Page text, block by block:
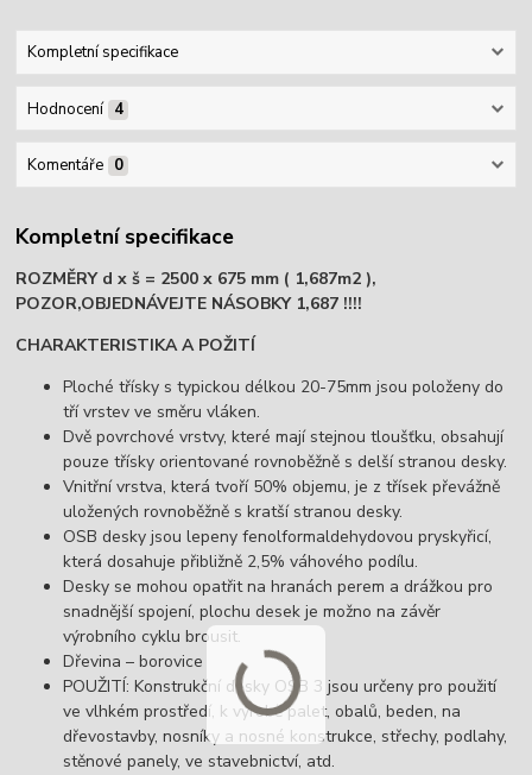
Kompletní specifikace
Hodnocení 4
Komentáře 0
Kompletní specifikace
ROZMĚRY d x š = 2500 x 675 mm ( 1,687m2 ),
POZOR,OBJEDNÁVEJTE NÁSOBKY 1,687 !!!!
CHARAKTERISTIKA A POŽITÍ
Ploché třísky s typickou délkou 20-75mm jsou položeny do
tří vrstev ve směru vláken.
Dvě povrchové vrstvy, které mají stejnou tloušťku, obsahují
pouze třísky orientované rovnoběžně s delší stranou desky.
Vnitřní vrstva, která tvoří 50% objemu, je z třísek převážně
uložených rovnoběžně s kratší stranou desky.
OSB desky jsou lepeny fenolformaldehydovou pryskyřicí,
která dosahuje přibližně 2,5% váhového podílu.
Desky se mohou opatřit na hranách perem a drážkou pro
snadnější spojení, plochu desek je možno na závěr
výrobního cyklu brousit.
Dřevina – borovice
POUŽITÍ: Konstrukční desky OSB 3 jsou určeny pro použití
ve vlhkém prostředí, k výrobě palet, obalů, beden, na
dřevostavby, nosníky a nosné konstrukce, střechy, podlahy,
stěnové panely, ve stavebnictví, atd.